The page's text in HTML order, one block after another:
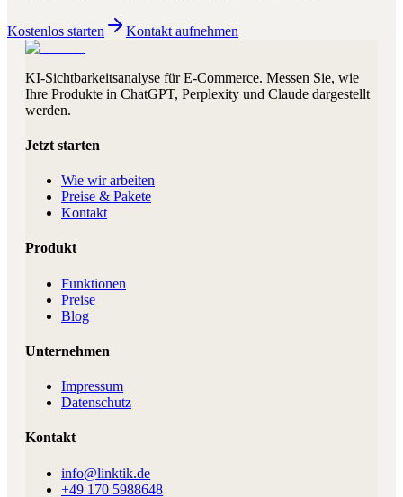
Kostenlos starten Kontakt aufnehmen
KI-Sichtbarkeitsanalyse für E-Commerce. Messen Sie, wie
Ihre Produkte in ChatGPT, Perplexity und Claude dargestellt
werden.
Jetzt starten
Wie wir arbeiten
Preise & Pakete
Kontakt
Produkt
Funktionen
Preise
Blog
Unternehmen
Impressum
Datenschutz
Kontakt
info@linktik.de
+49 170 5988648